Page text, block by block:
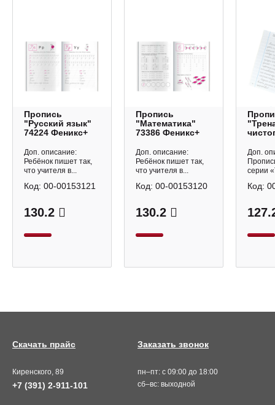
Пропись
"Русский язык"
74224 Феникс+
Доп. описание:
Ребёнок пишет так,
что учителя в...
130.2
Код: 00-00153121
Пропись
"Математика"
73386 Феникс+
Доп. описание:
Ребёнок пишет так,
что учителя в...
130.2
Код: 00-00153120
Доп.
серии
Код:
Киренского, 89
+7 (391) 2-911-101
пн–пт: с 09:00 до 18:00
сб–вс: выходной
Заказать звонок
Скачать прайс